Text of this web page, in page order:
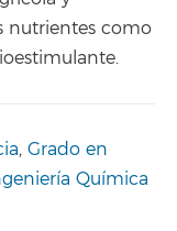
nutrientes como
, Grado en
Química